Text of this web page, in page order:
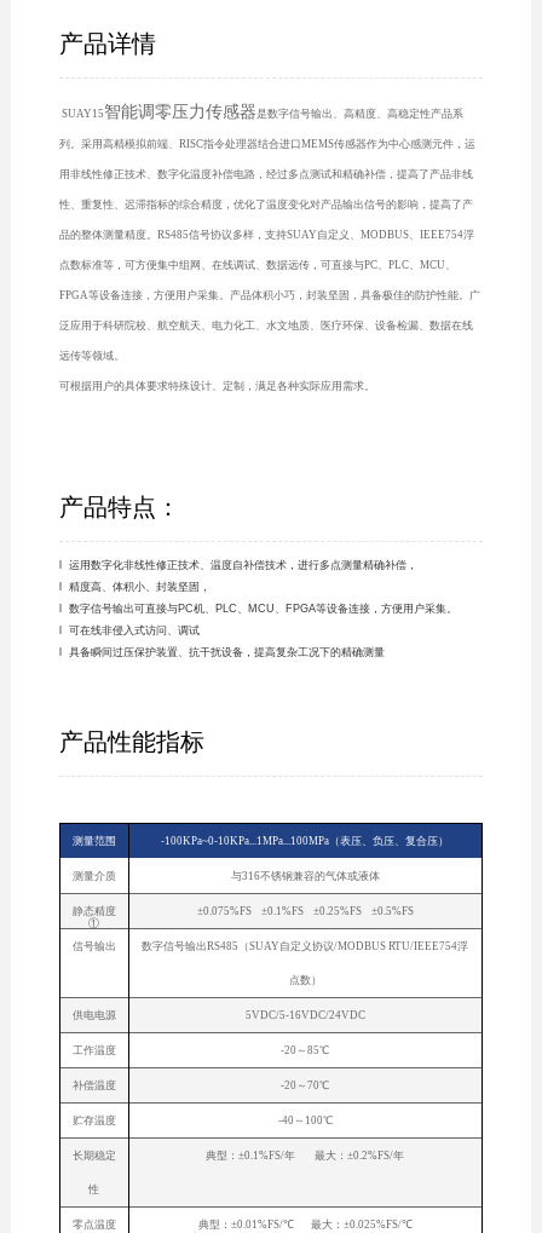
产品详情
SUAY15 智能调零压力传感器是数字信号输出、高精度、高稳定性产品系
列。采用高精模拟前端、RISC指令处理器结合进口MEMS传感器作为中心感测元件，运
用非线性修正技术、数字化温度补偿电路，经过多点测试和精确补偿，提高了产品非线
性、重复性、迟滞指标的综合精度，优化了温度变化对产品输出信号的影响，提高了产
品的整体测量精度。RS485信号协议多样，支持SUAY自定义、MODBUS、IEEE754浮
点数标准等，可方便集中组网、在线调试、数据远传，可直接与PC、PLC、MCU、
FPGA等设备连接，方便用户采集。产品体积小巧，封装坚固，具备极佳的防护性能。广
泛应用于科研院校、航空航天、电力化工、水文地质、医疗环保、设备检漏、数据在线
远传等领域。
可根据用户的具体要求特殊设计、定制，满足各种实际应用需求。
产品特点：
l 运用数字化非线性修正技术、温度自补偿技术，进行多点测量精确补偿，
l 精度高、体积小、封装坚固，
l 数字信号输出可直接与PC机、PLC、MCU、FPGA等设备连接，方便用户采集。
l 可在线非侵入式访问、调试
l 具备瞬间过压保护装置、抗干扰设备，提高复杂工况下的精确测量
产品性能指标
测量范围 -100KPa~0-10KPa...1MPa...100MPa（表压、负压、复合压）
测量介质 与316不锈钢兼容的气体或液体
静态精度
①
±0.075%FS ±0.1%FS ±0.25%FS ±0.5%FS
信号输出 数字信号输出RS485（SUAY自定义协议/MODBUS RTU/IEEE754浮
点数）
供电电源 5VDC/5-16VDC/24VDC
工作温度 -20～85℃
补偿温度 -20～70℃
贮存温度 -40～100℃
长期稳定
性
典型：±0.1%FS/年 最大：±0.2%FS/年
零点温度 典型：±0.01%FS/℃ 最大：±0.025%FS/℃